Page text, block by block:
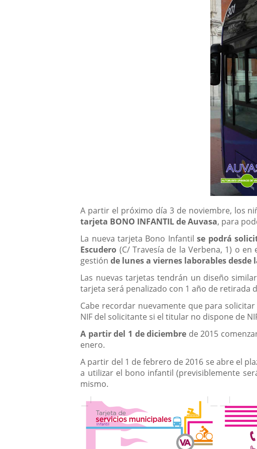
Descripción
A partir el próximo día 3 de noviembre, los
tarjeta BONO INFANTIL de Auvasa, para
La nueva tarjeta Bono Infantilse podrá
Escudero (C/ Travesía de la Verbena, 1) o en
gestiónde lunes a viernes laborables desde
Las nuevas tarjetas tendrán un diseño
tarjeta será penalizado con 1 año de retirada
Cabe recordar nuevamente que para
NIF del solicitante si el titular no dispone de
A partir del 1 de diciembre de 2015
enero.
A partir del 1 de febrero de 2016 se abre el
a utilizar el bono infantil (previsiblemente
mismo.